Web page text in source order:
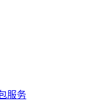
服务